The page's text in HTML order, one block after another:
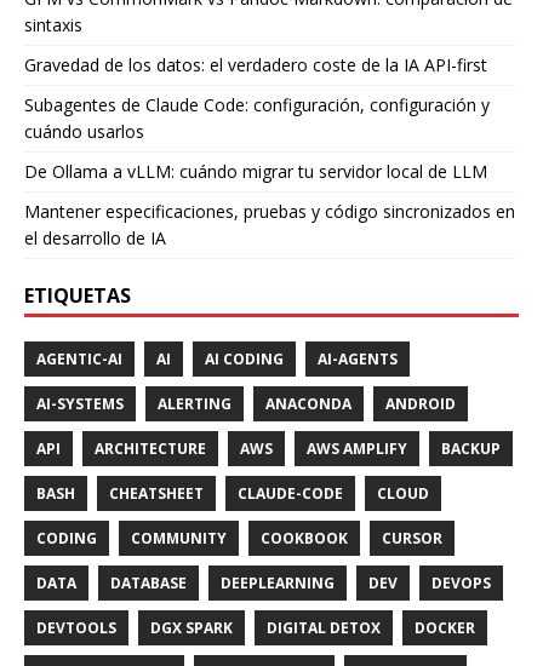
sintaxis
Gravedad de los datos: el verdadero coste de la IA API-first
Subagentes de Claude Code: configuración, configuración y
cuándo usarlos
De Ollama a vLLM: cuándo migrar tu servidor local de LLM
Mantener especificaciones, pruebas y código sincronizados en
el desarrollo de IA
ETIQUETAS
AGENTIC-AI AI AI CODING AI-AGENTS
AI-SYSTEMS ALERTING ANACONDA ANDROID
API ARCHITECTURE AWS AWS AMPLIFY BACKUP
BASH CHEATSHEET CLAUDE-CODE CLOUD
CODING COMMUNITY COOKBOOK CURSOR
DATA DATABASE DEEPLEARNING DEV DEVOPS
DEVTOOLS DGX SPARK DIGITAL DETOX DOCKER